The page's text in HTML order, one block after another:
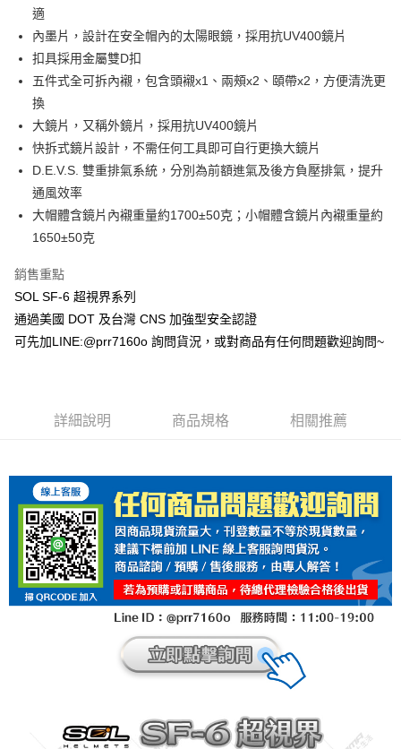
適
內墨片，設計在安全帽內的太陽眼鏡，採用抗UV400鏡片
扣具採用金屬雙D扣
五件式全可拆內襯，包含頭襯x1、兩頰x2、頤帶x2，方便清洗更
換
大鏡片，又稱外鏡片，採用抗UV400鏡片
快拆式鏡片設計，不需任何工具即可自行更換大鏡片
D.E.V.S. 雙重排氣系統，分別為前額進氣及後方負壓排氣，提升
通風效率
大帽體含鏡片內襯重量約1700±50克；小帽體含鏡片內襯重量約
1650±50克
銷售重點
SOL SF-6 超視界系列
通過美國 DOT 及台灣 CNS 加強型安全認證
可先加LINE:@prr7160o 詢問貨況，或對商品有任何問題歡迎詢問~
詳細說明 商品規格 相關推薦